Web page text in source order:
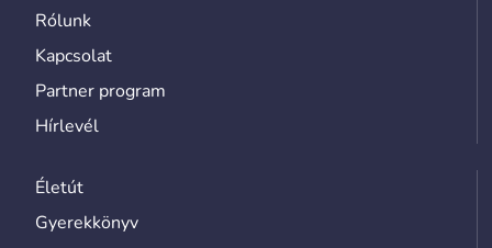
Rólunk
Kapcsolat
Partner program
Hírlevél
Életút
Gyerekkönyv